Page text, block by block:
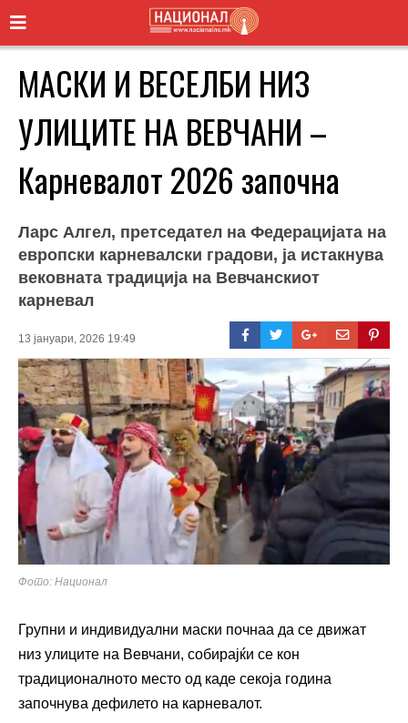
МАСКИ И ВЕСЕЛБИ НИЗ
УЛИЦИТЕ НА ВЕВЧАНИ –
Карневалот 2026 започна
Ларс Алгел, претседател на Федерацијата на
европски карневалски градови, ја истакнува
вековната традиција на Вевчанскиот
карневал
13 јануари, 2026 19:49
Фото: Национал
Групни и индивидуални маски почнаа да се движат
низ улиците на Вевчани, собирајќи се кон
традиционалното место од каде секоја година
започнува дефилето на карневалот.